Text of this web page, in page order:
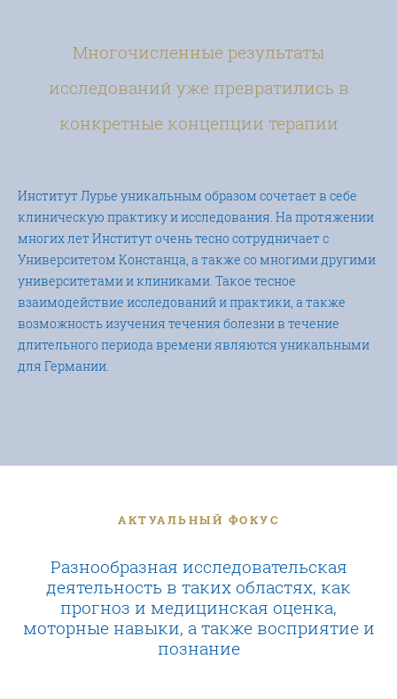
Многочисленные результаты
исследований уже превратились в
конкретные концепции терапии
Институт Лурье уникальным образом сочетает в себе
клиническую практику и исследования. На протяжении
многих лет Институт очень тесно сотрудничает с
Университетом Констанца, а также со многими другими
университетами и клиниками. Такое тесное
взаимодействие исследований и практики, а также
возможность изучения течения болезни в течение
длительного периода времени являются уникальными
для Германии.
АКТУАЛЬНЫЙ ФОКУС
Разнообразная исследовательская
деятельность в таких областях, как
прогноз и медицинская оценка,
моторные навыки, а также восприятие и
познание